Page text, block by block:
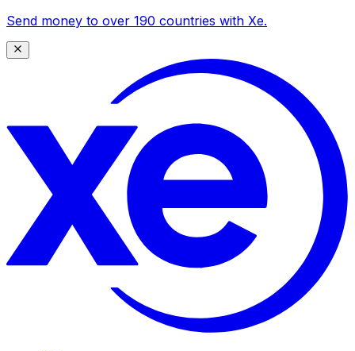
Send money to over 190 countries with Xe.